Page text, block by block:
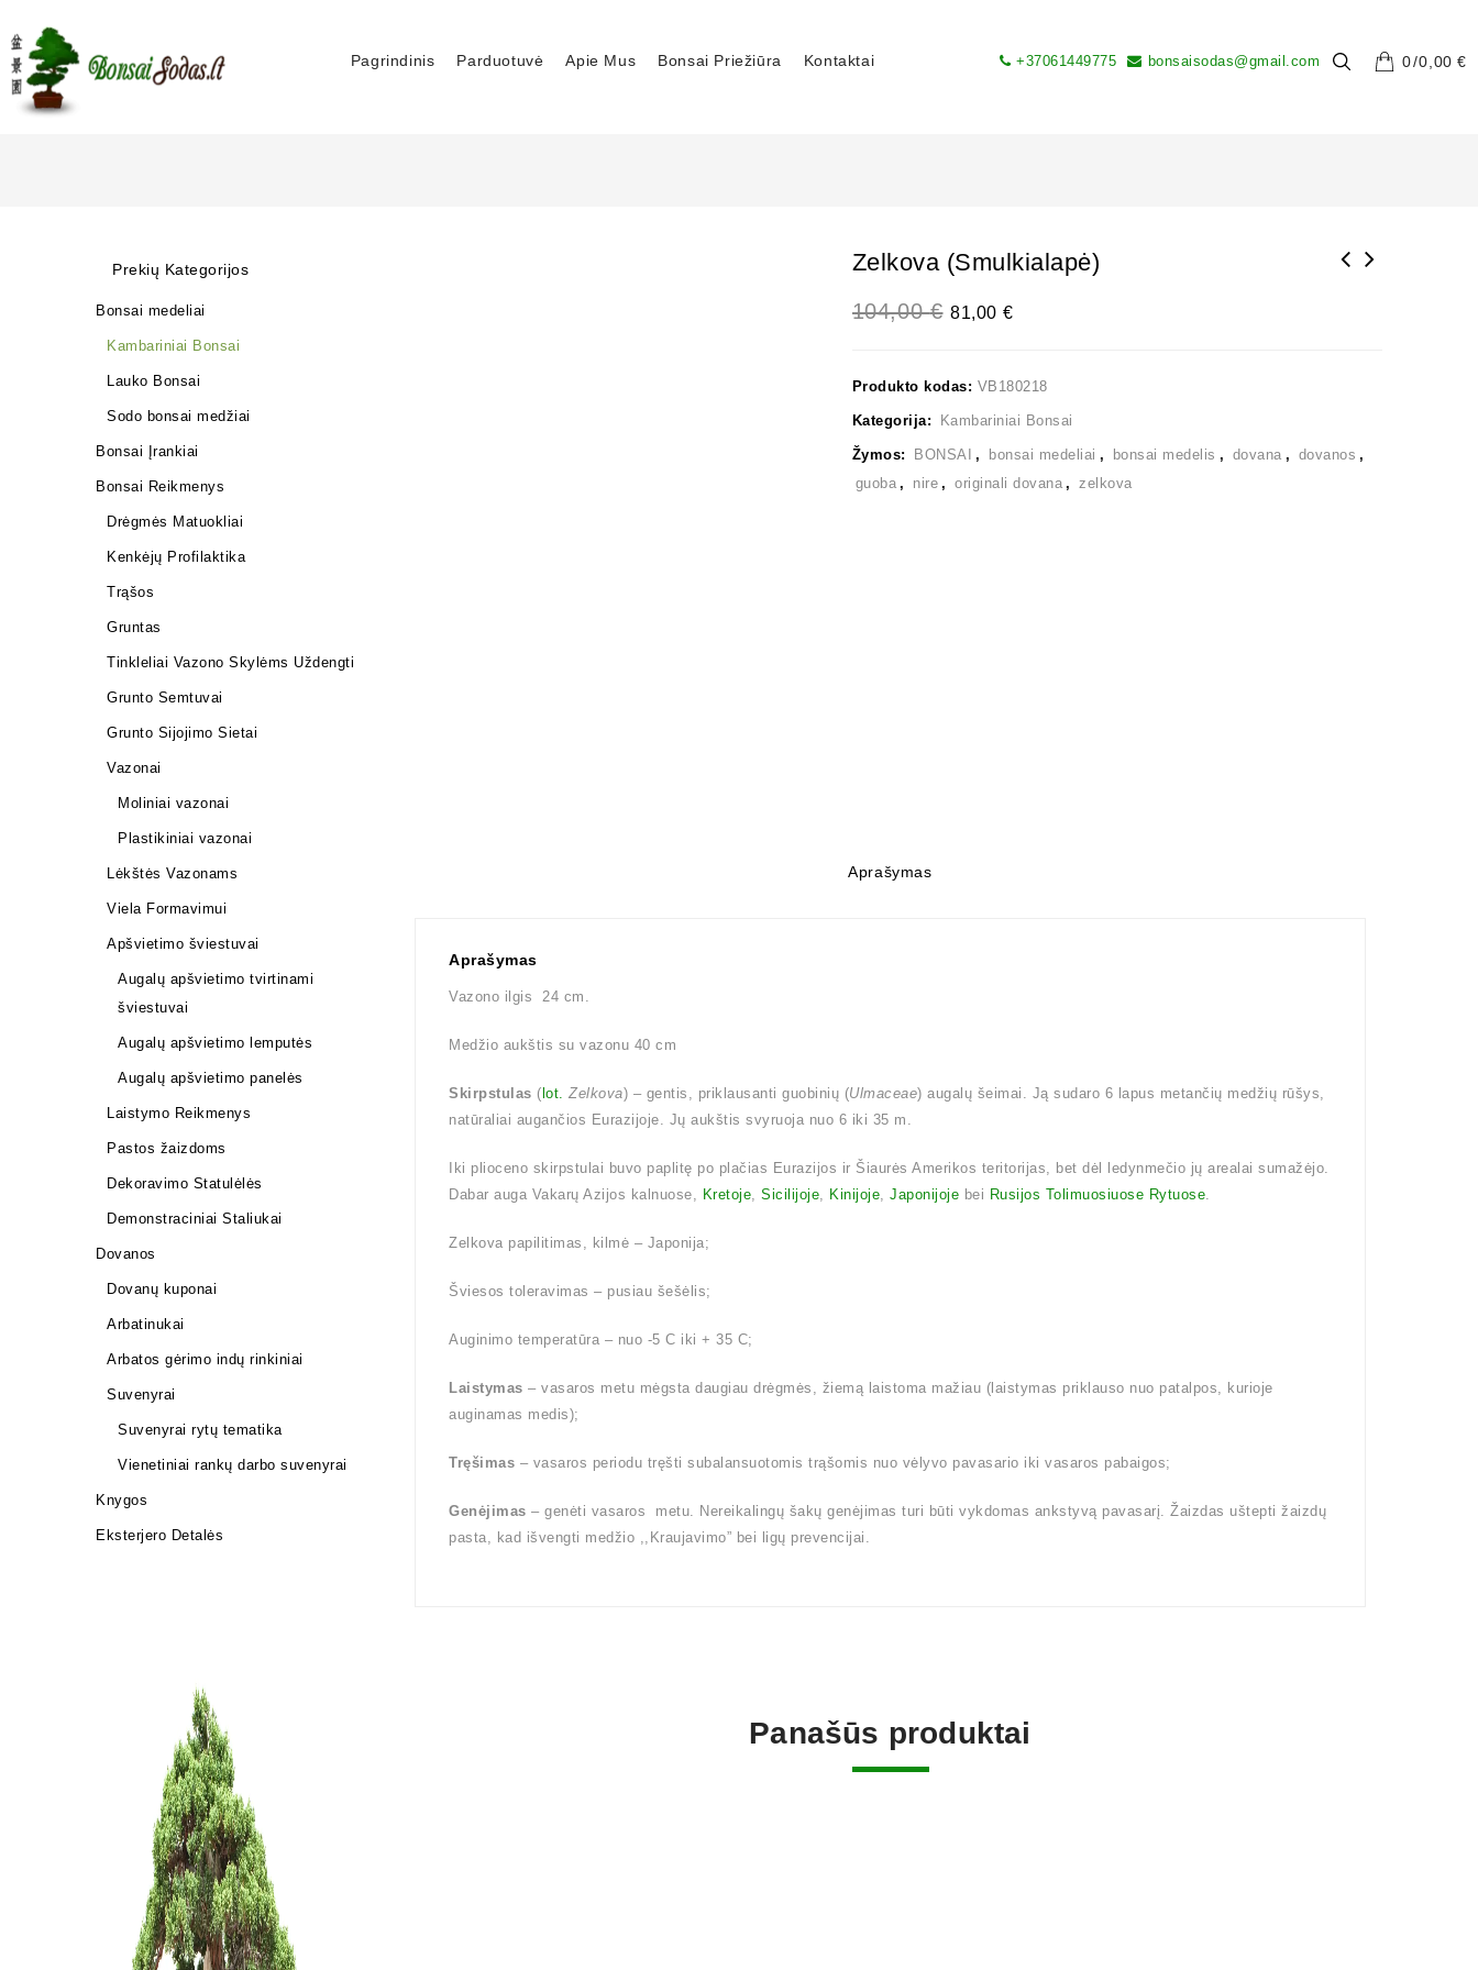
Pagrindinis Parduotuvė Apie Mus Bonsai Priežiūra Kontaktai 0 0,00€
+37061449775 bonsaisodas@gmail.com
Zelkova (smulkialapė)
104,00€ 81,00 €
Produkto kodas: VB180218
Kategorija: Kambariniai Bonsai
Žymos: BONSAI , bonsai medeliai , bonsai medelis , dovana , dovanos ,
guoba , nire , originali dovana , zelkova
Aprašymas
Aprašymas
Vazono ilgis 24 cm.
Medžio aukštis su vazonu 40 cm
Skirpstulas ( lot. Zelkova) – gentis, priklausanti guobinių (Ulmaceae) augalų šeimai. Ją sudaro 6 lapus metančių medžių rūšys,
natūraliai augančios Eurazijoje. Jų aukštis svyruoja nuo 6 iki 35 m.
Iki plioceno skirpstulai buvo paplitę po plačias Eurazijos ir Šiaurės Amerikos teritorijas, bet dėl ledynmečio jų arealai sumažėjo.
Dabar auga Vakarų Azijos kalnuose, Kretoje, Sicilijoje, Kinijoje, Japonijoje bei Rusijos Tolimuosiuose Rytuose.
Zelkova papilitimas, kilmė – Japonija;
Šviesos toleravimas – pusiau šešėlis;
Auginimo temperatūra – nuo -5 C iki + 35 C;
Laistymas – vasaros metu mėgsta daugiau drėgmės, žiemą laistoma mažiau (laistymas priklauso nuo patalpos, kurioje
auginamas medis);
Tręšimas – vasaros periodu tręšti subalansuotomis trąšomis nuo vėlyvo pavasario iki vasaros pabaigos;
Genėjimas – genėti vasaros metu. Nereikalingų šakų genėjimas turi būti vykdomas ankstyvą pavasarį. Žaizdas uštepti žaizdų
pasta, kad išvengti medžio ,,Kraujavimo” bei ligų prevencijai.
Panašūs produktai
Prekių Kategorijos
Bonsai medeliai
Kambariniai Bonsai
Lauko Bonsai
Sodo bonsai medžiai
Bonsai Įrankiai
Bonsai Reikmenys
Drėgmės Matuokliai
Kenkėjų Profilaktika
Trąšos
Gruntas
Tinkleliai Vazono Skylėms Uždengti
Grunto Semtuvai
Grunto Sijojimo Sietai
Vazonai
Moliniai vazonai
Plastikiniai vazonai
Lėkštės Vazonams
Viela Formavimui
Apšvietimo šviestuvai
Augalų apšvietimo tvirtinami
šviestuvai
Augalų apšvietimo lemputės
Augalų apšvietimo panelės
Laistymo Reikmenys
Pastos žaizdoms
Dekoravimo Statulėlės
Demonstraciniai Staliukai
Dovanos
Dovanų kuponai
Arbatinukai
Arbatos gėrimo indų rinkiniai
Suvenyrai
Suvenyrai rytų tematika
Vienetiniai rankų darbo suvenyrai
Knygos
Eksterjero Detalės